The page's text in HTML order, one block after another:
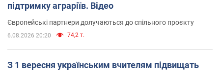
підтримку аграріїв. Відео
Європейські партнери долучаються до спільного проєкту
6.08.2026 20:20 74,2 т.
З 1 вересня українським вчителям підвищать